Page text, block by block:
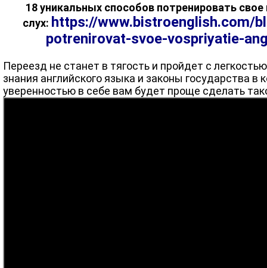
18 уникальных способов потренировать
слух: https://www.bistroenglish.com/
potrenirovat-svoe-vospriyatie-
Переезд не станет в тягость и пройдет с
знания английского языка и законы государства
уверенностью в себе вам будет проще сделать